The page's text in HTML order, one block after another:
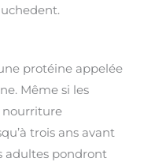
protéine appelée
Même si les
nourriture
trois ans avant
adultes pondront